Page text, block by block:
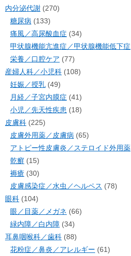
内分泌代謝 (270)
糖尿病 (133)
痛風／高尿酸血症 (34)
甲状腺機能亢進症／甲状腺機能低下症
栄養／口腔ケア (77)
産婦人科／小児科 (108)
妊娠／授乳 (49)
月経／子宮内膜症 (41)
小児／先天性疾患 (18)
皮膚科 (225)
皮膚外用薬／皮膚病 (65)
アトピー性皮膚炎／ステロイド外用薬
乾癬 (15)
褥瘡 (30)
皮膚感染症／水虫／ヘルペス (78)
眼科 (104)
眼／目薬／メガネ (66)
緑内障／白内障 (34)
耳鼻咽喉科／歯科 (88)
花粉症／鼻炎／アレルギー (61)